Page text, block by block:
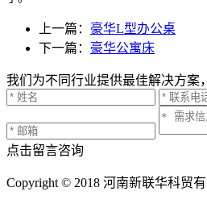
上一篇： 豪华L型办公桌
下一篇： 豪华公寓床
我们为不同行业提供最佳解决方案
点击留言咨询
Copyright © 2018 河南新联华科贸